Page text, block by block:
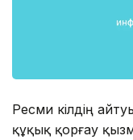
Ресми өкілдің
құқық қорғау